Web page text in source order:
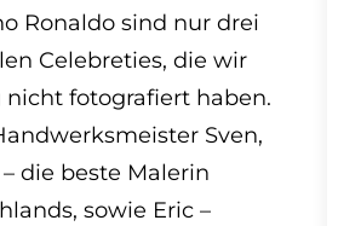
Ronaldo sind nur drei
Celebreties, die wir
nicht fotografiert haben.
Sven,
die beste Malerin
sowie Eric –